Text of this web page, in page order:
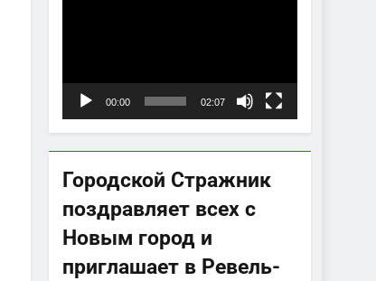
00:00 02:07
Городской Стражник
поздравляет всех с
Новым город и
приглашает в Ревель-